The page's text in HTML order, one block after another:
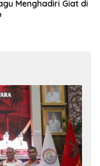
Menghadiri Giat di